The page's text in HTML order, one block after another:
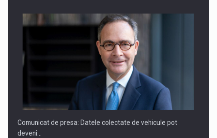
ROOTED IN ROMANIA, BUILT TO DELIVER TECHNOLOGY FOR
Comunicat de presa: Datele colectate de vehicule pot
deveni…